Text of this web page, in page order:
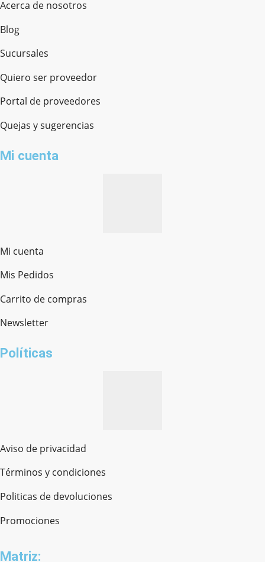
Acerca de nosotros
Blog
Sucursales
Quiero ser proveedor
Portal de proveedores
Quejas y sugerencias
Mi cuenta
Mi cuenta
Mis Pedidos
Carrito de compras
Newsletter
Políticas
Aviso de privacidad
Términos y condiciones
Politicas de devoluciones
Promociones
Matriz: